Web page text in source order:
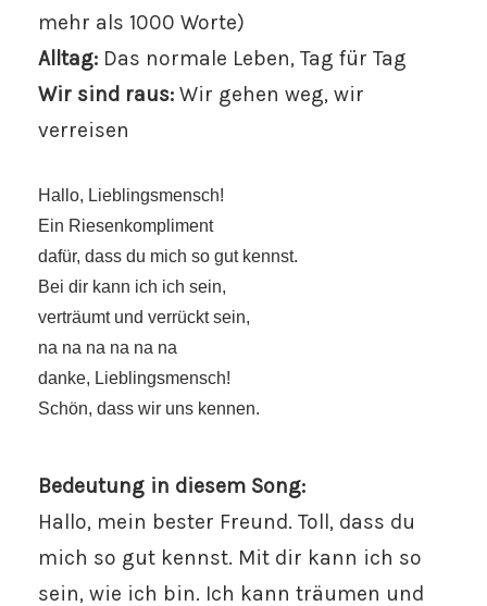
mehr als 1000 Worte)
Alltag: Das normale Leben, Tag für Tag
Wir sind raus: Wir gehen weg, wir
verreisen
Hallo, Lieblingsmensch!
Ein Riesenkompliment
dafür, dass du mich so gut kennst.
Bei dir kann ich ich sein,
verträumt und verrückt sein,
na na na na na na
danke, Lieblingsmensch!
Schön, dass wir uns kennen.
Bedeutung in diesem Song:
Hallo, mein bester Freund. Toll, dass du
mich so gut kennst. Mit dir kann ich so
sein, wie ich bin. Ich kann träumen und